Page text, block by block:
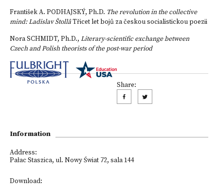
František A. PODHAJSKÝ, Ph.D. The revolution in the collective
mind: Ladislav ŠtollâTřicet let bojů za českou socialistickou poezii
Nora SCHMIDT, Ph.D., Literary-scientific exchange between
Czech and Polish theorists of the post-war period
Share:
Information
Address:
Pałac Staszica, ul. Nowy Świat 72, sala 144
Download: